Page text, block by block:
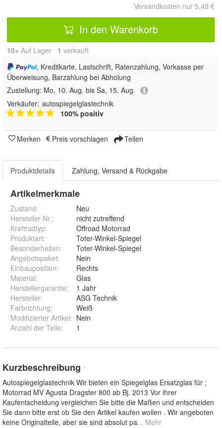
Versandkosten nur 5,49 €
In den Warenkorb
10+ Auf Lager 1 verkauft
, Kreditkarte, Lastschrift, Ratenzahlung, Vorkasse per
Überweisung, Barzahlung bei Abholung
Zustellung: Mo, 10. Aug. bis Sa, 15. Aug.
Verkäufer: autospiegelglastechnik
100% positiv
Merken Preis vorschlagen Teilen
Produktdetails Zahlung, Versand & Rückgabe
Artikelmerkmale
Zustand:
Neu
Hersteller Nr.:
nicht zutreffend
Kraftradtyp:
Offroad Motorrad
Produktart:
Toter-Winkel-Spiegel
Besonderheiten:
Toter-Winkel-Spiegel
Angebotspaket:
Nein
Einbauposition:
Rechts
Material:
Glas
Herstellergarantie:
1 Jahr
Hersteller:
ASG Technik
Farbrichtung:
Weiß
Modifizierter Artikel: Nein
Anzahl der Teile: 1
Kurzbeschreibung *
Autospiegelglastechnik Wir bieten ein Spiegelglas Ersatzglas für ;
Motorrad MV Agusta Dragster 800 ab Bj. 2013 Vor ihrer
Kaufentscheidung vergleichen Sie bitte die Maßen und entscheiden
Sie dann bitte erst ob Sie den Artikel kaufen wollen . Wir angeboten
keine Originalteile, aber sie sind absolut pa... Mehr